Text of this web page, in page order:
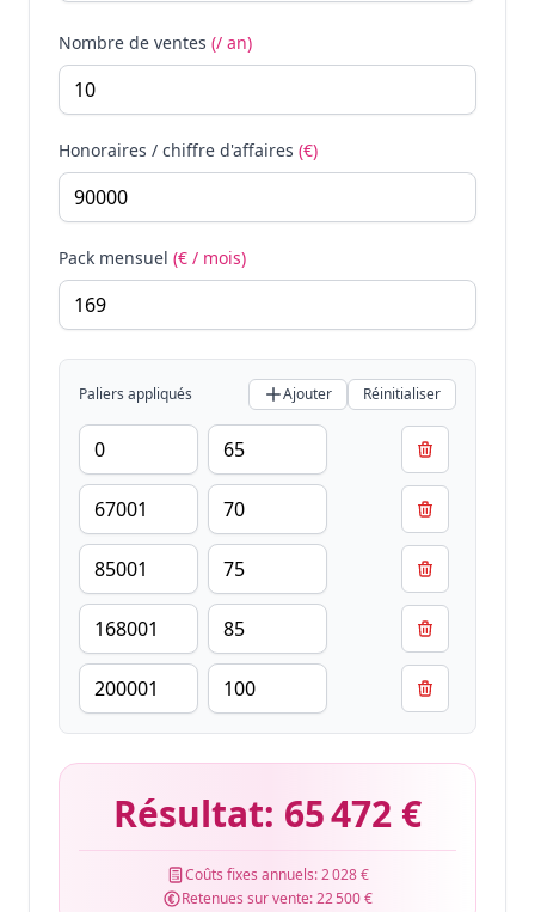
Nombre de ventes (/ an)
Honoraires / chiffre d'affaires (€)
Pack mensuel (€ / mois)
Paliers appliqués Ajouter Réinitialiser
Résultat: 65 472 €
Coûts fixes annuels:2 028 €
Retenues sur vente:22 500 €